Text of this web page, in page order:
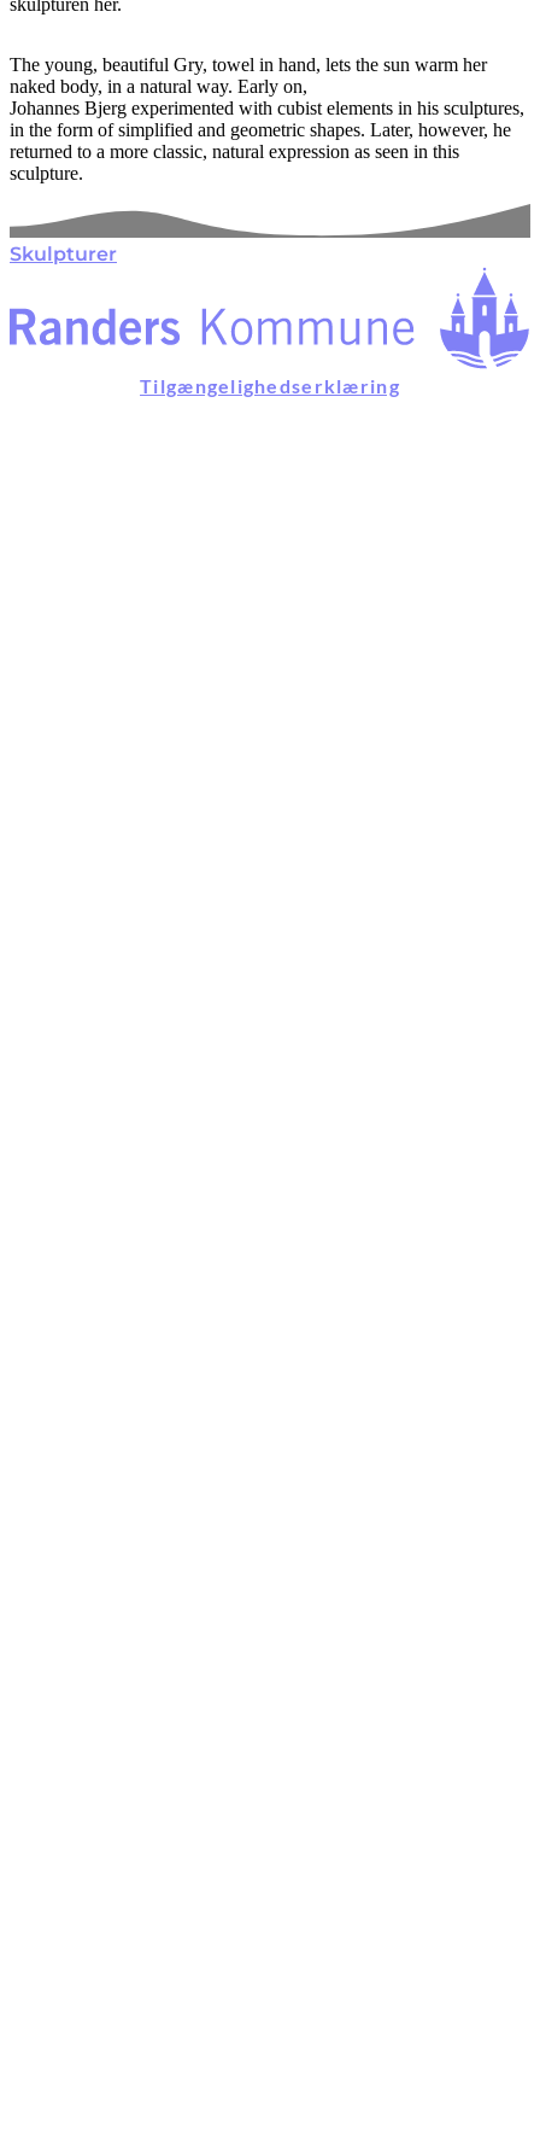
The young, beautiful Gry, towel in hand, lets the sun warm her
naked body, in a natural way. Early on,
Johannes Bjerg experimented with cubist elements in his sculptures,
in the form of simplified and geometric shapes. Later, however, he
returned to a more classic, natural expression as seen in this
sculpture.
Skulpturer
Tilgængelighedserklæring